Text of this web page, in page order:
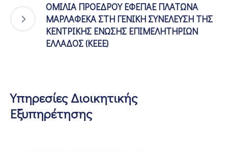
ΟΜΙΛΙΑ ΠΡΟΕΔΡΟΥ ΕΦΕΠΑΕ ΠΛΑΤΩΝΑ
ΜΑΡΛΑΦΕΚΑ ΣΤΗ ΓΕΝΙΚΗ ΣΥΝΕΛΕΥΣΗ ΤΗΣ
ΚΕΝΤΡΙΚΗΣ ΕΝΩΣΗΣ ΕΠΙΜΕΛΗΤΗΡΙΩΝ
ΕΛΛΑΔΟΣ (ΚΕΕΕ)
Υπηρεσίες Διοικητικής
Εξυπηρέτησης